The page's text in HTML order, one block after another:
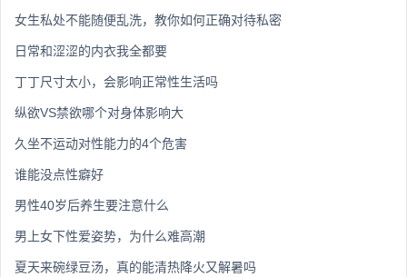
女生私处不能随便乱洗，教你如何正确对待私密
日常和涩涩的内衣我全都要
丁丁尺寸太小，会影响正常性生活吗
纵欲VS禁欲哪个对身体影响大
久坐不运动对性能力的4个危害
谁能没点性癖好
男性40岁后养生要注意什么
男上女下性爱姿势，为什么难高潮
夏天来碗绿豆汤，真的能清热降火又解暑吗